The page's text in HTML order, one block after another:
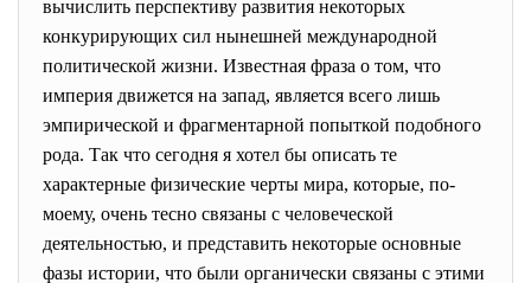
вычислить перспективу развития некоторых
конкурирующих сил нынешней международной
политической жизни. Известная фраза о том, что
империя движется на запад, является всего лишь
эмпирической и фрагментарной попыткой подобного
рода. Так что сегодня я хотел бы описать те
характерные физические черты мира, которые, по-
моему, очень тесно связаны с человеческой
деятельностью, и представить некоторые основные
фазы истории, что были органически связаны с этими